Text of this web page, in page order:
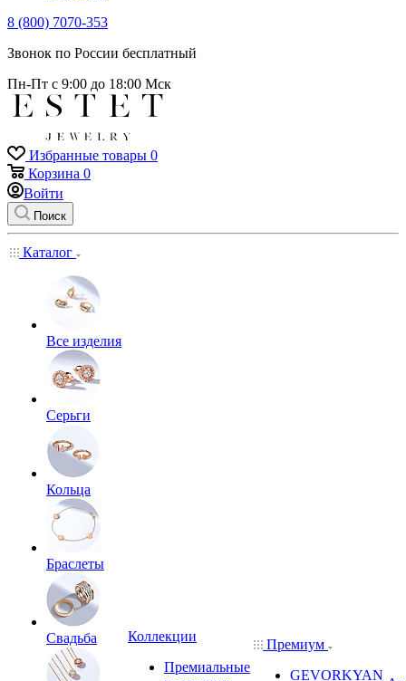
8 (800) 7070-353
Звонок по России бесплатный
Пн-Пт с 9:00 до 18:00 Мск
Избранные товары 0
Корзина 0
Войти
Поиск
Каталог
Все изделия
Серьги
Кольца
Браслеты
Свадьба
Коллекции
Премиальные
Премиум
GEVORKYAN